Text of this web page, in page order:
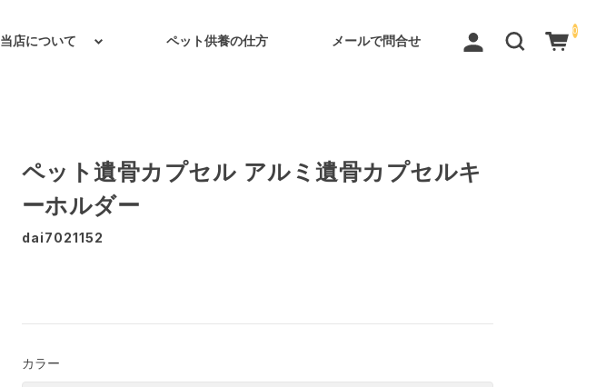
当店について ペット供養の仕方 メールで問合せ
0
ペット遺骨カプセル アルミ遺骨カプセルキ
ーホルダー
dai7021152
カラー